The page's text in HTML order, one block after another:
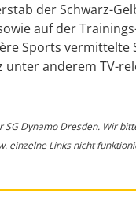
der Schwarz-
auf der
Sports
anderem TV-
Dynamo Dresden. Wir
einzelne Links nicht